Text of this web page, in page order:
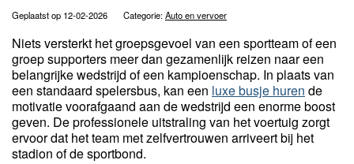
Geplaatst op 12-02-2026 Categorie:Auto en vervoer
Niets versterkt het groepsgevoel van een sportteam of een
groep supporters meer dan gezamenlijk reizen naar een
belangrijke wedstrijd of een kampioenschap. In plaats van
een standaard spelersbus, kan een luxe busje huren de
motivatie voorafgaand aan de wedstrijd een enorme boost
geven. De professionele uitstraling van het voertuig zorgt
ervoor dat het team met zelfvertrouwen arriveert bij het
stadion of de sportbond.